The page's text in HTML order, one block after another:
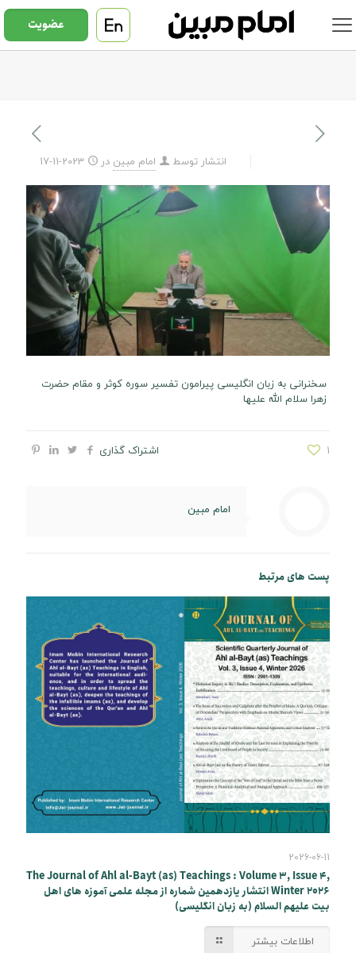
عضویت
انتشار توسط امام مبین در 2023-11-17
سخنرانی به زبان انگلیسی پیرامون تفسیر سوره کوثر و مقام حضرت
زهرا سلام الله علیها
اشتراک گذاری 1
امام مبین
پست های مرتبط
2026-06-11
The Journal of Ahl al-Bayt (as) Teachings : Volume 3, Issue 4,
Winter 2026 انتشار یازدهمین شماره از مجله علمی آموزه های اهل
بیت علیهم السلام (به زبان انگلیسی)
اطلاعات بیشتر